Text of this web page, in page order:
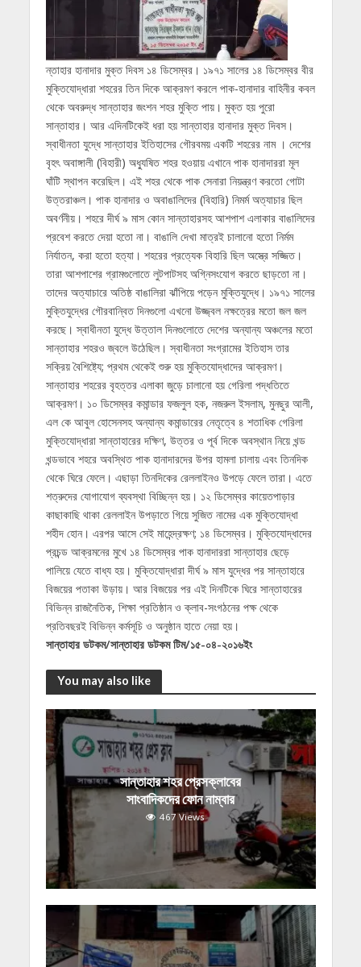
ন্তাহার হানাদার মুক্ত দিবস ১৪ ডিসেম্বর। ১৯৭১ সালের ১৪ ডিসেম্বর বীর
মুক্তিযোদ্ধারা শহরের তিন দিকে আক্রমণ করলে পাক-হানাদার বাহিনীর কবল
থেকে অবরুদ্ধ সান্তাহার জংশন শহর মুক্তি পায়। মুক্ত হয় পুরো
সান্তাহার। আর এদিনটিকেই ধরা হয় সান্তাহার হানাদার মুক্ত দিবস।
স্বাধীনতা যুদ্ধে সান্তাহার ইতিহাসের গৌরবময় একটি শহরের নাম । দেশের
বৃহৎ অবাঙ্গালী (বিহারী) অধ্যুষিত শহর হওয়ায় এখানে পাক হানাদাররা মূল
ঘাঁটি স্থাপন করেছিল। এই শহর থেকে পাক সেনারা নিয়ন্ত্রণ করতো গোটা
উত্তরাঞ্চল। পাক হানাদার ও অবাঙালিদের (বিহারি) নিমর্ম অত্যাচার ছিল
অবর্ণনীয়। শহরে দীর্ঘ ৯ মাস কোন সান্তাহারসহ আশপাশ এলাকার বাঙালিদের
প্রবেশ করতে দেয়া হতো না। বাঙালি দেখা মাত্রই চালানো হতো নির্মম
নির্যাতন, করা হতো হত্যা। শহরের প্রত্যেক বিহারি ছিল অস্ত্রে সজ্জিত।
তারা আশপাশের গ্রামগুলোতে লুটপাটসহ অগ্নিসংযোগ করতে ছাড়তো না।
তাদের অত্যাচারে অতিষ্ঠ বাঙালিরা ঝাঁপিয়ে পড়েন মুক্তিযুদ্ধে। ১৯৭১ সালের
মুক্তিযুদ্ধের গৌরবান্বিত দিনগুলো এখনো উজ্জ্বল নক্ষত্রের মতো জল জল
করছে। স্বাধীনতা যুদ্ধে উত্তাল দিনগুলোতে দেশের অন্যান্য অঞ্চলের মতো
সান্তাহার শহরও জ্বলে উঠেছিল। স্বাধীনতা সংগ্রামের ইতিহাস তার
সক্রিয় বৈশিষ্ট্যে; প্রথম থেকেই শুরু হয় মুক্তিযোদ্ধাদের আক্রমণ।
সান্তাহার শহরের বৃহত্তর এলাকা জুড়ে চালানো হয় গেরিলা পদ্ধতিতে
আক্রমণ। ১০ ডিসেম্বর কমান্ডার ফজলুল হক, নজরুল ইসলাম, মুনছুর আলী,
এল কে আবুল হোসেনসহ অন্যান্য কমান্ডারের নেতৃত্বে ৪ শতাধিক গেরিলা
মুক্তিযোদ্ধারা সান্তাহারের দক্ষিণ, উত্তর ও পূর্ব দিকে অবস্থান নিয়ে খন্ড
খন্ডভাবে শহরে অবস্থিত পাক হানাদারদের উপর হামলা চালায় এবং তিনদিক
থেকে ঘিরে ফেলে। এছাড়া তিনদিকের রেললাইনও উপড়ে ফেলে তারা। এতে
শত্রুদের যোগাযোগ ব্যবস্থা বিচ্ছিন্ন হয়। ১২ ডিসেম্বর কায়েতপাড়ার
কাছাকাছি থাকা রেললাইন উপড়াতে গিয়ে সুজিত নামের এক মুক্তিযোদ্ধা
শহীদ হোন। এরপর আসে সেই মাহেন্দ্রক্ষণ; ১৪ ডিসেম্বর। মুক্তিযোদ্ধাদের
প্রচন্ড আক্রমনের মুখে ১৪ ডিসেম্বর পাক হানাদাররা সান্তাহার ছেড়ে
পালিয়ে যেতে বাধ্য হয়। মুক্তিযোদ্ধারা দীর্ঘ ৯ মাস যুদ্ধের পর সান্তাহারে
বিজয়ের পতাকা উড়ায়। আর বিজয়ের পর এই দিনটিকে ঘিরে সান্তাহারের
বিভিন্ন রাজনৈতিক, শিক্ষা প্রতিষ্ঠান ও ক্লাব-সংগঠনের পক্ষ থেকে
প্রতিবছরই বিভিন্ন কর্মসূচি ও অনুষ্ঠান হাতে নেয়া হয়।
সান্তাহার ডটকম/সান্তাহার ডটকম টিম/১৫-০৪-২০১৬ইং
You may also like
সান্তাহার শহর প্রেসক্লাবের
সাংবাদিকদের ফোন নাম্বার
467 Views